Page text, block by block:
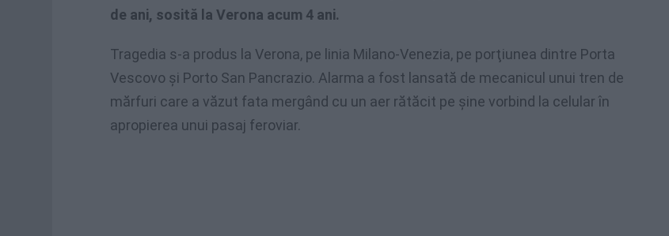
de ani, sosită la Verona acum 4 ani.
Tragedia s-a produs la Verona, pe linia Milano-Venezia, pe porţiunea dintre Porta
Vescovo şi Porto San Pancrazio. Alarma a fost lansată de mecanicul unui tren de
mărfuri care a văzut fata mergând cu un aer rătăcit pe şine vorbind la celular în
apropierea unui pasaj feroviar.